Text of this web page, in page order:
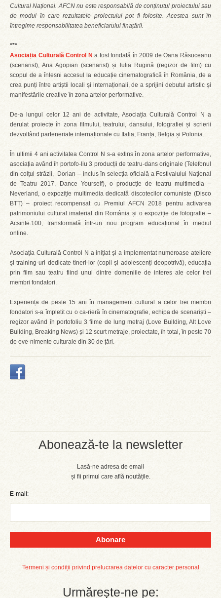
Abonează-te la newsletter
Lasă-ne adresa de email
și fii primul care află noutățile.
E-mail:
Abonare
Termeni și condiții privind prelucrarea datelor cu caracter personal
Urmărește-ne pe:
Cultural Național. AFCN nu este responsabilă de conținutul proiectului sau
de modul în care rezultatele proiectului pot fi folosite. Acestea sunt în
întregime responsabilitatea beneficiarului finațării.
***
Asociația Culturală Control N a fost fondată în 2009 de Oana Răsuceanu
(scenarist), Ana Agopian (scenarist) și Iulia Rugină (regizor de film) cu
scopul de a înlesni accesul la educație cinematografică în România, de a
crea punți între artiștii locali și internaționali, de a sprijini debutul artistic și
manifestările creative în zona artelor performative.
De-a lungul celor 12 ani de activitate, Asociația Culturală Control N a
derulat proiecte în zona filmului, teatrului, dansului, fotografiei și scrierii
dezvoltând parteneriate internaționale cu Italia, Franța, Belgia și Polonia.
În ultimii 4 ani activitatea Control N s-a extins în zona artelor performative,
asociația având în portofo-liu 3 producții de teatru-dans originale (Telefonul
din colțul străzii, Dorian – inclus în selecția oficială a Festivalului Național
de Teatru 2017, Dance Yourself), o producție de teatru multimedia –
Neverland, o expoziție multimedia dedicată discotecilor comuniste (Disco
BTT) – proiect recompensat cu Premiul AFCN 2018 pentru activarea
patrimoniului cultural imaterial din România și o expoziție de fotografie –
Acsinte.100, transformată într-un nou program educațional în mediul
online.
Asociația Culturală Control N a inițiat și a implementat numeroase ateliere
și training-uri dedicate tineri-lor (copii și adolescenți deopotrivă), educația
prin film sau teatru fiind unul dintre domeniile de interes ale celor trei
membri fondatori.
Experiența de peste 15 ani în management cultural a celor trei membri
fondatori s-a împletit cu o ca-rieră în cinematografie, echipa de scenariști –
regizor având în portofoliu 3 filme de lung metraj (Love Building, Alt Love
Building, Breaking News) și 12 scurt metraje, proiectate, în total, în peste 70
de eve-nimente culturale din 30 de țări.